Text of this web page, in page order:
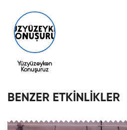
Yüzyüzeyken
Konuşuruz
BENZER ETKİNLİKLER